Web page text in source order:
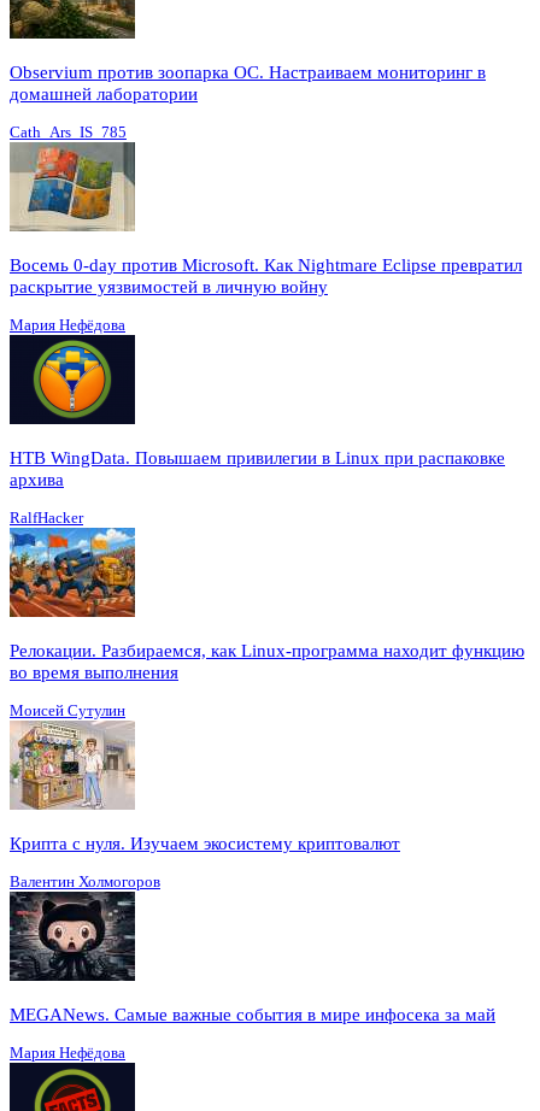
Observium против зоопарка ОС. Настраиваем мониторинг в
домашней лаборатории
Cath_Ars_IS_785
Восемь 0-day против Microsoft. Как Nightmare Eclipse превратил
раскрытие уязвимостей в личную войну
Мария Нефёдова
HTB WingData. Повышаем привилегии в Linux при распаковке
архива
RalfHacker
Релокации. Разбираемся, как Linux-программа находит функцию
во время выполнения
Моисей Сутулин
Крипта с нуля. Изучаем экосистему криптовалют
Валентин Холмогоров
MEGANews. Cамые важные события в мире инфосека за май
Мария Нефёдова